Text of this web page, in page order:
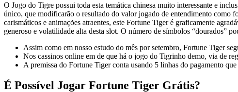
O Jogo do Tigre possui toda esta temática chinesa muito interessante e
único, que modificarão o resultado do valor jogado de entendimento como
carismáticos e animações atraentes, este Fortune Tiger é graficamente
generoso e volatilidade alta desta slot. O número de símbolos “dourados”
Assim como em nosso estudo do mês por setembro, Fortune Tiger
Nos cassinos online em de que há o jogo do Tigrinho demo, via de
A premissa do Fortune Tiger conta usando 5 linhas do pagamento
É Possível Jogar Fortune Tiger Grátis?